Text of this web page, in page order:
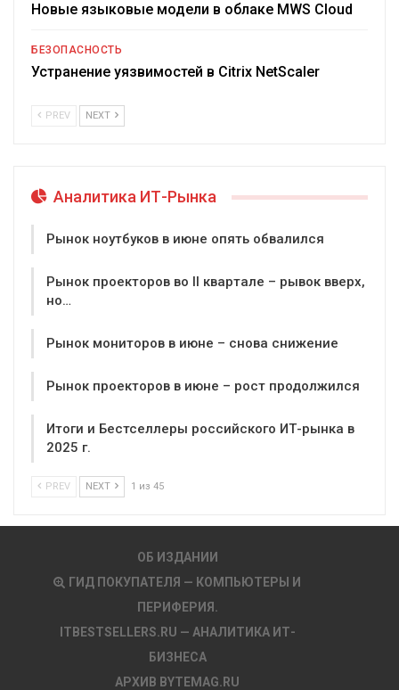
Новые языковые модели в облаке MWS Cloud
БЕЗОПАСНОСТЬ
Устранение уязвимостей в Citrix NetScaler
PREV NEXT
Аналитика ИТ-Рынка
Рынок ноутбуков в июне опять обвалился
Рынок проекторов во II квартале – рывок вверх,
но…
Рынок мониторов в июне – снова снижение
Рынок проекторов в июне – рост продолжился
Итоги и Бестселлеры российского ИТ-рынка в
2025 г.
PREV NEXT 1 из 45
ОБ ИЗДАНИИ
ГИД ПОКУПАТЕЛЯ — КОМПЬЮТЕРЫ И
ПЕРИФЕРИЯ.
ITBESTSELLERS.RU — АНАЛИТИКА ИТ-
БИЗНЕСА
АРХИВ BYTEMAG.RU